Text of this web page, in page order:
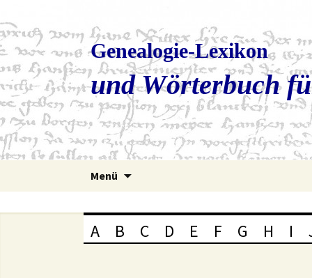
Genealogie-Lexikon
und Wörterbuch
Menü
A B C D E F G H I